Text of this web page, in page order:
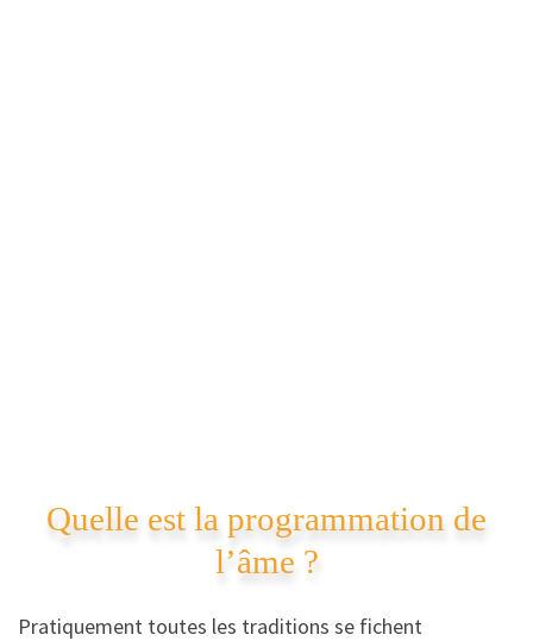
Quelle est la programmation de
l’âme ?
Pratiquement toutes les traditions se fichent